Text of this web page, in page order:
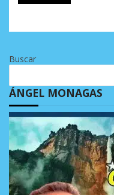
Buscar
ÁNGEL MONAGAS